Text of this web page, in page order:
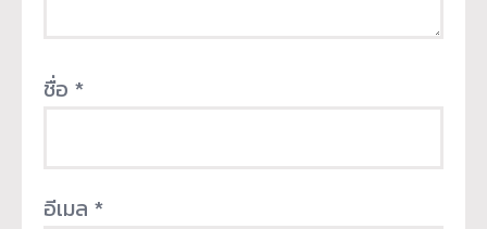
ชื่อ *
อีเมล *